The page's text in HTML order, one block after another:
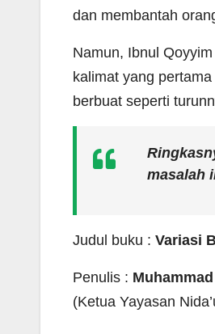
dan membantah
Namun, Ibnul
kalimat yang
berbuat seperti
masalah
Judul buku : Variasi
Penulis :
(Ketua Yayasan